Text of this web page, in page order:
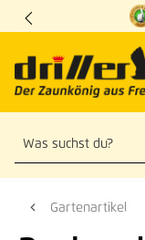
Zum Hauptinhalt
Gartenartikel